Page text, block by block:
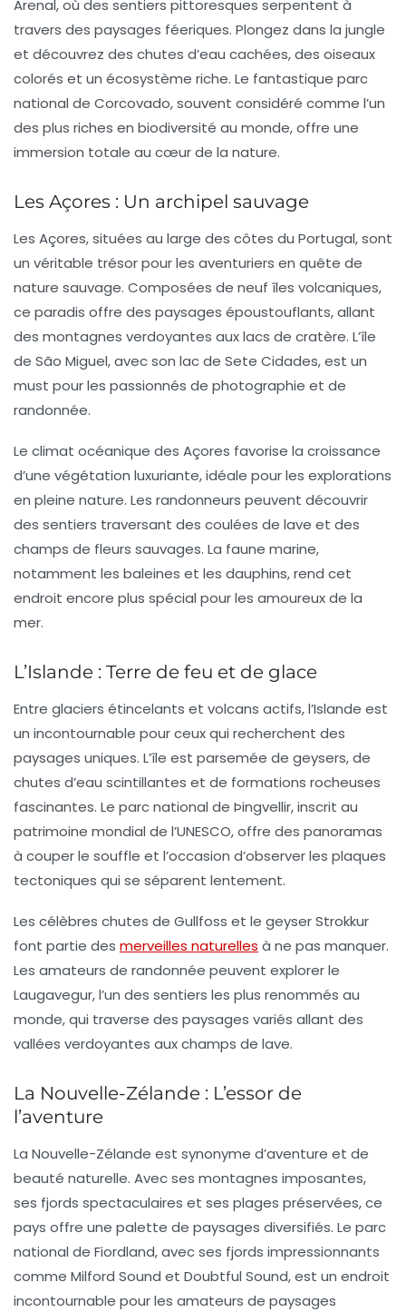
Arenal, où des sentiers pittoresques serpentent à
travers des paysages féeriques. Plongez dans la jungle
et découvrez des chutes d’eau cachées, des oiseaux
colorés et un écosystème riche. Le fantastique parc
national de Corcovado, souvent considéré comme l’un
des plus riches en biodiversité au monde, offre une
immersion totale au cœur de la nature.
Les Açores : Un archipel sauvage
Les Açores, situées au large des côtes du Portugal, sont
un véritable trésor pour les aventuriers en quête de
nature sauvage. Composées de neuf îles volcaniques,
ce paradis offre des paysages époustouflants, allant
des montagnes verdoyantes aux lacs de cratère. L’île
de São Miguel, avec son lac de Sete Cidades, est un
must pour les passionnés de photographie et de
randonnée.
Le climat océanique des Açores favorise la croissance
d’une végétation luxuriante, idéale pour les explorations
en pleine nature. Les randonneurs peuvent découvrir
des sentiers traversant des coulées de lave et des
champs de fleurs sauvages. La faune marine,
notamment les baleines et les dauphins, rend cet
endroit encore plus spécial pour les amoureux de la
mer.
L’Islande : Terre de feu et de glace
Entre glaciers étincelants et volcans actifs,l’Islande est
un incontournable pour ceux qui recherchent des
paysages uniques. L’île est parsemée de geysers, de
chutes d’eau scintillantes et de formations rocheuses
fascinantes. Le parc national de Þingvellir, inscrit au
patrimoine mondial de l’UNESCO, offre des panoramas
à couper le souffle et l’occasion d’observer les plaques
tectoniques qui se séparent lentement.
Les célèbres chutes de Gullfoss et le geyser Strokkur
font partie des merveilles naturelles à ne pas manquer.
Les amateurs de randonnée peuvent explorer le
Laugavegur, l’un des sentiers les plus renommés au
monde, qui traverse des paysages variés allant des
vallées verdoyantes aux champs de lave.
La Nouvelle-Zélande : L’essor de
l’aventure
La Nouvelle-Zélande est synonyme d’aventure et de
beauté naturelle. Avec ses montagnes imposantes,
ses fjords spectaculaires et ses plages préservées, ce
pays offre une palette de paysages diversifiés. Le parc
national de Fiordland, avec ses fjords impressionnants
comme Milford Sound et Doubtful Sound, est un endroit
incontournable pour les amateurs de paysages